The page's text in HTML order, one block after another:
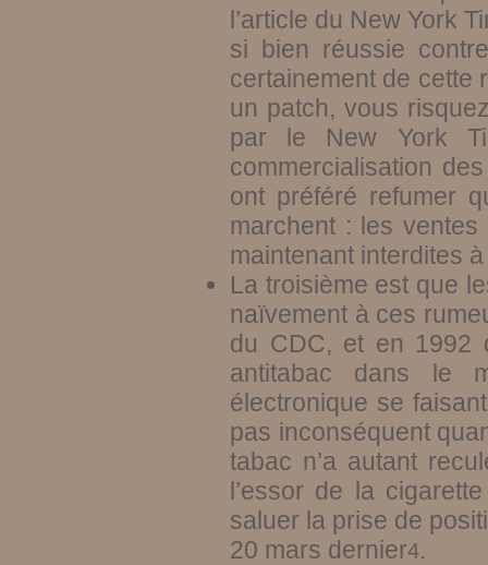
l’article du New York
si bien réussie
certainement de cette
un patch, vous
par le New York
commercialisation
ont préféré refumer
marchent : les ventes
maintenant interdites
La troisième est que
naïvement à ces
du CDC, et en 1992
antitabac dans le
électronique se
pas inconséquent
tabac n’a autant
l’essor de la
saluer la prise de
20 mars dernier4.